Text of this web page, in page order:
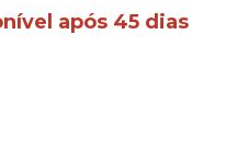
após 45 dias